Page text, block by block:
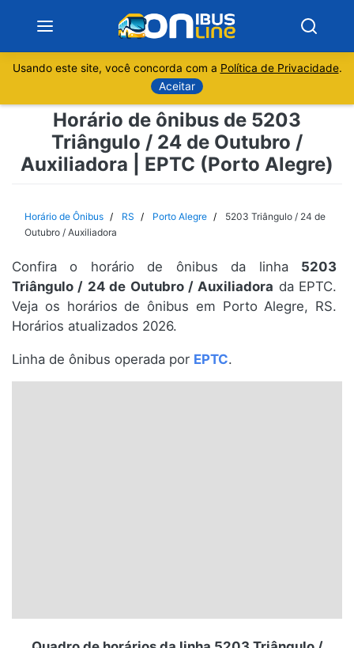
Sobre
Minas Gerais
Espírito Santo
Paraná
Santa Catarina
Usando este site, você concorda com a Política de Privacidade.
Aceitar
Horário de ônibus de 5203
Triângulo / 24 de Outubro /
Auxiliadora | EPTC (Porto Alegre)
Horário de Ônibus RS Porto Alegre
5203 Triângulo / 24 de
Outubro / Auxiliadora
Confira o horário de ônibus da linha 5203
Triângulo / 24 de Outubro / Auxiliadora da EPTC.
Veja os horários de ônibus em Porto Alegre, RS.
Horários atualizados 2026.
Linha de ônibus operada por EPTC.